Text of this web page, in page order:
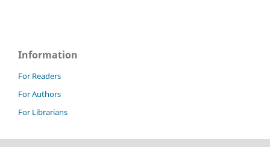
Information
For Readers
For Authors
For Librarians